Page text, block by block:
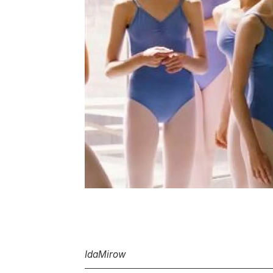
IdaMirow